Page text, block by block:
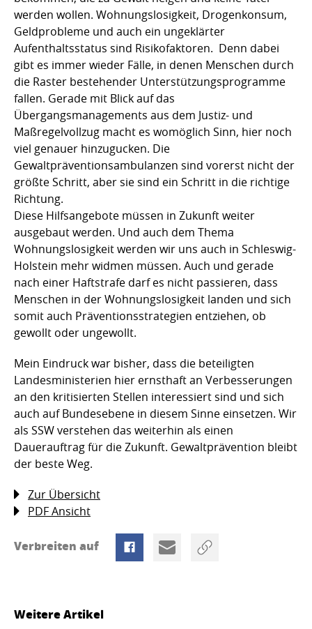
werden wollen. Wohnungslosigkeit, Drogenkonsum,
Geldprobleme und auch ein ungeklärter
Aufenthaltsstatus sind Risikofaktoren. Denn dabei
gibt es immer wieder Fälle, in denen Menschen durch
die Raster bestehender Unterstützungsprogramme
fallen. Gerade mit Blick auf das
Übergangsmanagements aus dem Justiz- und
Maßregelvollzug macht es womöglich Sinn, hier noch
viel genauer hinzugucken. Die
Gewaltpräventionsambulanzen sind vorerst nicht der
größte Schritt, aber sie sind ein Schritt in die richtige
Richtung.
Diese Hilfsangebote müssen in Zukunft weiter
ausgebaut werden. Und auch dem Thema
Wohnungslosigkeit werden wir uns auch in Schleswig-
Holstein mehr widmen müssen. Auch und gerade
nach einer Haftstrafe darf es nicht passieren, dass
Menschen in der Wohnungslosigkeit landen und sich
somit auch Präventionsstrategien entziehen, ob
gewollt oder ungewollt.
Mein Eindruck war bisher, dass die beteiligten
Landesministerien hier ernsthaft an Verbesserungen
an den kritisierten Stellen interessiert sind und sich
auch auf Bundesebene in diesem Sinne einsetzen. Wir
als SSW verstehen das weiterhin als einen
Dauerauftrag für die Zukunft. Gewaltprävention bleibt
der beste Weg.
Zur Übersicht
PDF Ansicht
Verbreiten auf
Weitere Artikel